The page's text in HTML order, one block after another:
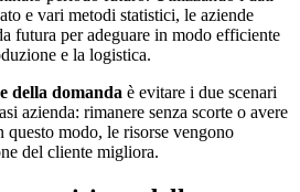
e vari metodi statistici, le aziende
futura per adeguare in modo efficiente
e la logistica.
della domanda è evitare i due scenari
azienda: rimanere senza scorte o avere
questo modo, le risorse vengono
del cliente migliora.